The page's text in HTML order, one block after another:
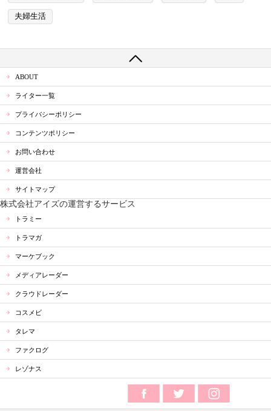
夫婦生活
ABOUT
ライター一覧
プライバシーポリシー
コンテンツポリシー
お問い合わせ
運営会社
サイトマップ
株式会社アイズの運営するサービス
トラミー
トラマガ
マーケブック
メディアレーダー
クラウドレーダー
コスメビ
タレマ
ファクログ
レゾナス